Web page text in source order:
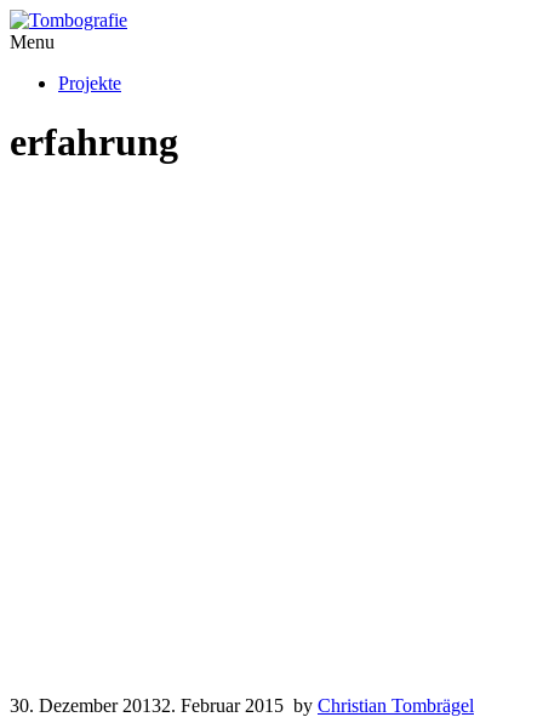
Menu
Projekte
erfahrung
30. Dezember 20132. Februar 2015 by Christian Tombrägel